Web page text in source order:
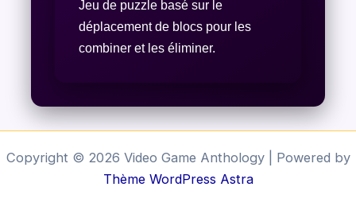
Jeu de puzzle basé sur le
déplacement de blocs pour les
combiner et les éliminer.
Copyright © 2026 Video Game Anthology | Powered by
Thème WordPress Astra